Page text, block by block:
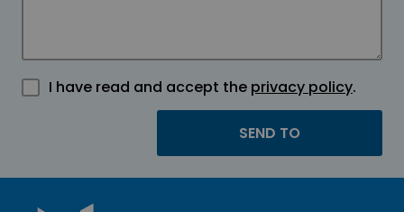
I have read and accept the privacy policy.